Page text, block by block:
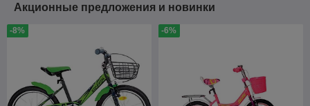
Акционные предложения и новинки
-8% -6%